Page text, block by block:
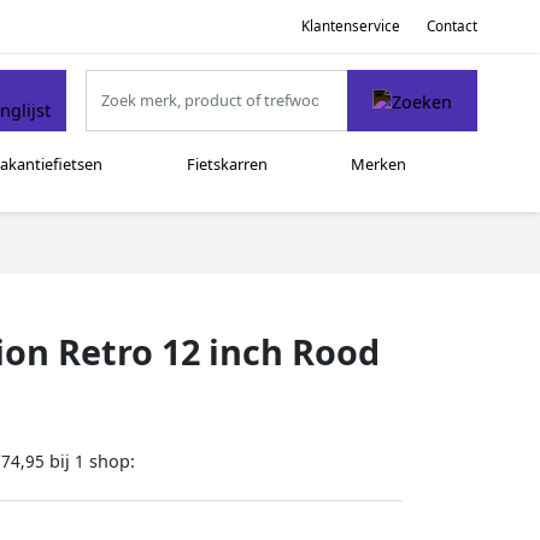
Klantenservice Contact
Fietskarren Merken
Retro 12 inch Rood
bij 1 shop: